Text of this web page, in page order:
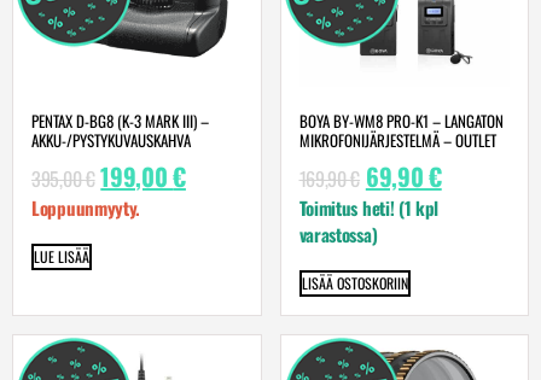
PENTAX D-BG8 (K-3 MARK III) –
AKKU-/PYSTYKUVAUSKAHVA
395,00€199,00€
Loppuunmyyty.
LUE LISÄÄ
BOYA BY-WM8 PRO-K1 – LANGATON
MIKROFONIJÄRJESTELMÄ – OUTLET
169,90€ 69,90€
Toimitus heti! (1 kpl
varastossa)
LISÄÄ OSTOSKORIIN